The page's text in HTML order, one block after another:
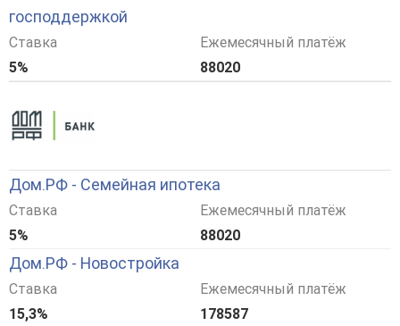
господдержкой
Ставка
5%
Ежемесячный платёж
88020
Дом.РФ - Семейная ипотека
Ставка
5%
Ежемесячный платёж
88020
Дом.РФ - Новостройка
Ставка
15,3%
Ежемесячный платёж
178587